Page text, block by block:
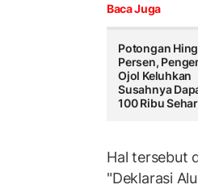
Baca Juga
Potongan
Persen,
Ojol Keluhkan
Susahnya
100 Ribu
Hal tersebut
"Deklarasi